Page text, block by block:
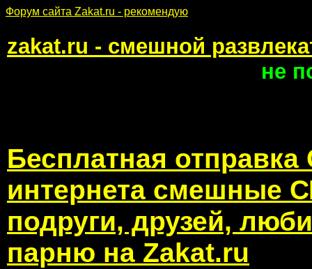
Форум сайта Zakat.ru - рекомендую
zakat.ru - смешной
не
Бесплатная
интернета смешные
подруги, друзей,
парню на Zakat.ru